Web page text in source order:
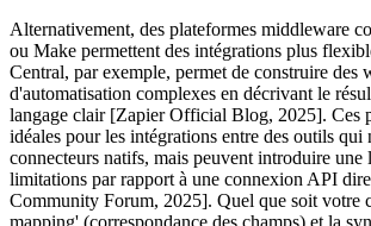
Alternativement, des plateformes middleware
ou Make permettent des intégrations plus
Central, par exemple, permet de construire des
d'automatisation complexes en décrivant le
langage clair [Zapier Official Blog, 2025]. Ces
idéales pour les intégrations entre des outils qui
connecteurs natifs, mais peuvent introduire une
limitations par rapport à une connexion API
Community Forum, 2025]. Quel que soit votre
mapping' (correspondance des champs) et la